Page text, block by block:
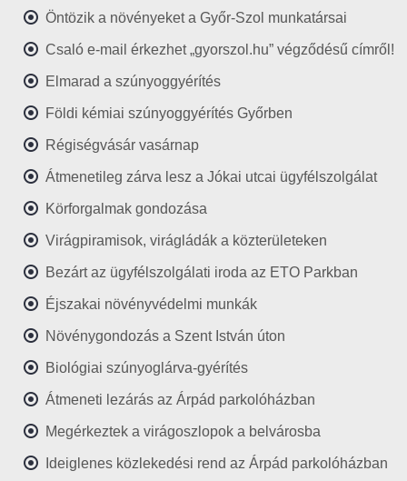
Öntözik a növényeket a Győr-Szol munkatársai
Csaló e-mail érkezhet „gyorszol.hu” végződésű címről!
Elmarad a szúnyoggyérítés
Földi kémiai szúnyoggyérítés Győrben
Régiségvásár vasárnap
Átmenetileg zárva lesz a Jókai utcai ügyfélszolgálat
Körforgalmak gondozása
Virágpiramisok, virágládák a közterületeken
Bezárt az ügyfélszolgálati iroda az ETO Parkban
Éjszakai növényvédelmi munkák
Növénygondozás a Szent István úton
Biológiai szúnyoglárva-gyérítés
Átmeneti lezárás az Árpád parkolóházban
Megérkeztek a virágoszlopok a belvárosba
Ideiglenes közlekedési rend az Árpád parkolóházban